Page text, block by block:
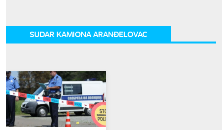
SUDAR KAMIONA ARANĐELOVAC